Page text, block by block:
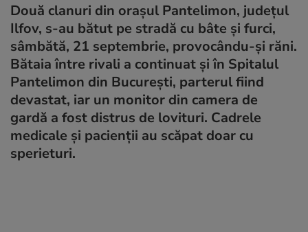
Două clanuri din orașul Pantelimon, județul
Ilfov, s-au bătut pe stradă cu bâte și furci,
sâmbătă, 21 septembrie, provocându-și răni.
Bătaia între rivali a continuat și în Spitalul
Pantelimon din București, parterul fiind
devastat, iar un monitor din camera de
gardă a fost distrus de lovituri. Cadrele
medicale și pacienții au scăpat doar cu
sperieturi.